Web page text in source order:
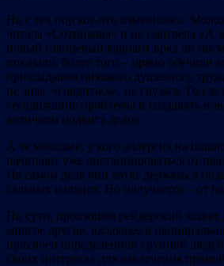
Но с тех пор кое-что изменилось.
читала «Сотникова» и не смотрела «А
новый глянцевый вариант вряд ли
показали, более того – прямо обучили
прикладывая никакого душевного
не зная, «гордиться», не грузясь. Год
сегодняшние проблемы и создавать
величием подвига дедов.
А те молодые, у кого аллергия на
начинают уже дистанцироваться от
На самом деле они хотят держаться
сальных пальцев. Но получается – от
По сути, произошел рейдерский
многое другое, входящее в
присвоен определенной группой
своих интересах для извлечения